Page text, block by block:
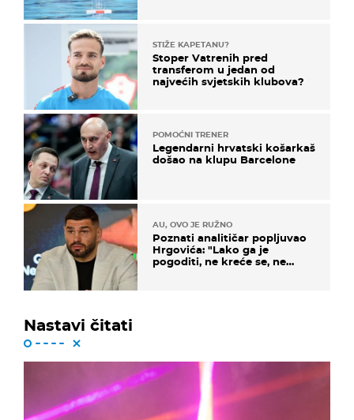
STIŽE KAPETANU?
Stoper Vatrenih pred
transferom u jedan od
najvećih svjetskih klubova?
POMOĆNI TRENER
Legendarni hrvatski košarkaš
došao na klupu Barcelone
AU, OVO JE RUŽNO
Poznati analitičar popljuvao
Hrgovića: "Lako ga je
pogoditi, ne kreće se, ne
Nastavi čitati